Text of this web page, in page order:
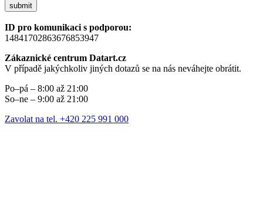
submit
ID pro komunikaci s podporou:
14841702863676853947
Zákaznické centrum Datart.cz
V případě jakýchkoliv jiných dotazů se na nás neváhejte obrátit.
Po–pá – 8:00 až 21:00
So–ne – 9:00 až 21:00
Zavolat na tel. +420 225 991 000